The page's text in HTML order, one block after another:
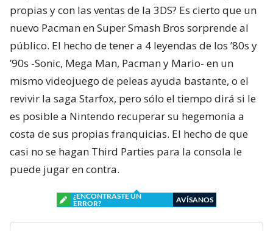
propias y con las ventas de la 3DS? Es cierto que un
nuevo Pacman en Super Smash Bros sorprende al
público. El hecho de tener a 4 leyendas de los ’80s y
’90s -Sonic, Mega Man, Pacman y Mario- en un
mismo videojuego de peleas ayuda bastante, o el
revivir la saga Starfox, pero sólo el tiempo dirá si le
es posible a Nintendo recuperar su hegemonía a
costa de sus propias franquicias. El hecho de que
casi no se hagan Third Parties para la consola le
puede jugar en contra.
¿ENCONTRASTE UN
ERROR?
AVÍSANOS